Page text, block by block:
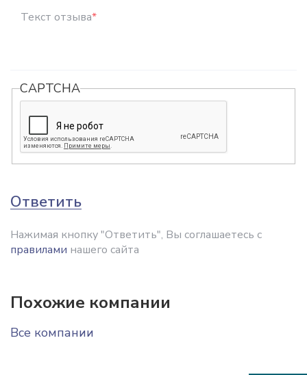
Текст отзыва*
CAPTCHA
Ответить
Нажимая кнопку "Ответить", Вы соглашаетесь с
правилами нашего сайта
Похожие компании
Все компании